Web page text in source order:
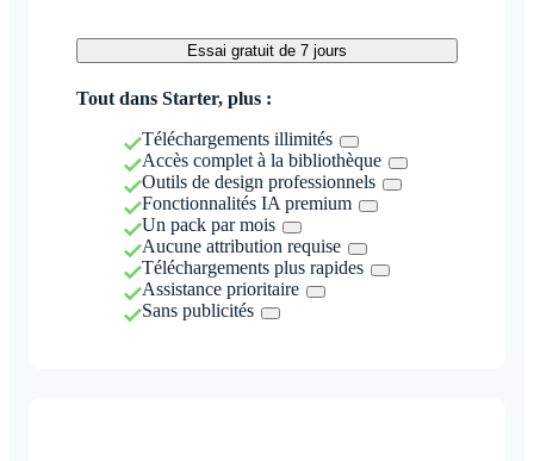
Essai gratuit de 7 jours
Tout dans Starter, plus :
Téléchargements illimités
Accès complet à la bibliothèque
Outils de design professionnels
Fonctionnalités IA premium
Un pack par mois
Aucune attribution requise
Téléchargements plus rapides
Assistance prioritaire
Sans publicités